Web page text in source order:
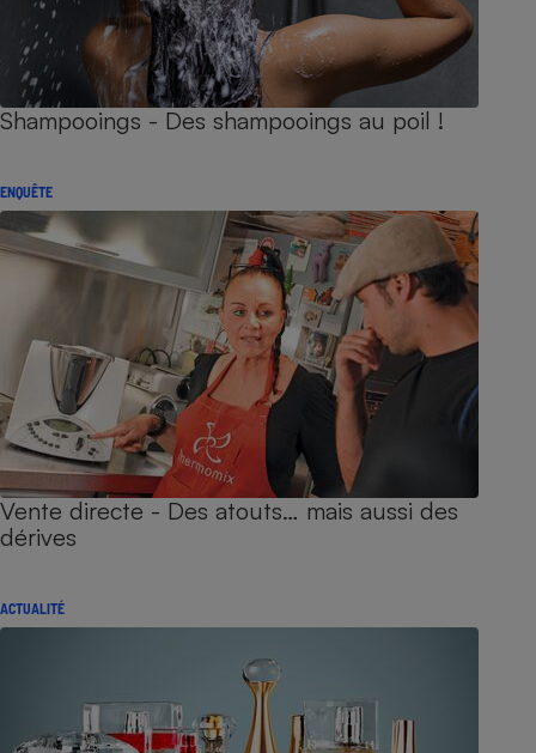
Shampooings - Des shampooings au poil !
ENQUÊTE
Vente directe - Des atouts… mais aussi des
dérives
ACTUALITÉ